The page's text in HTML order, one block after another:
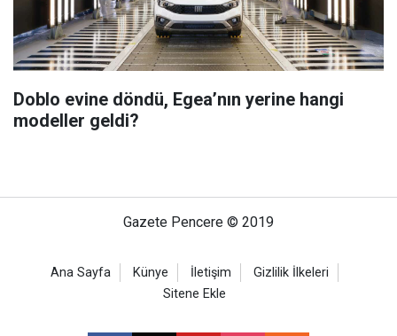
Doblo evine döndü, Egea’nın yerine hangi
modeller geldi?
Gazete Pencere © 2019
Ana Sayfa Künye İletişim
Gizlilik İlkeleri
Sitene Ekle